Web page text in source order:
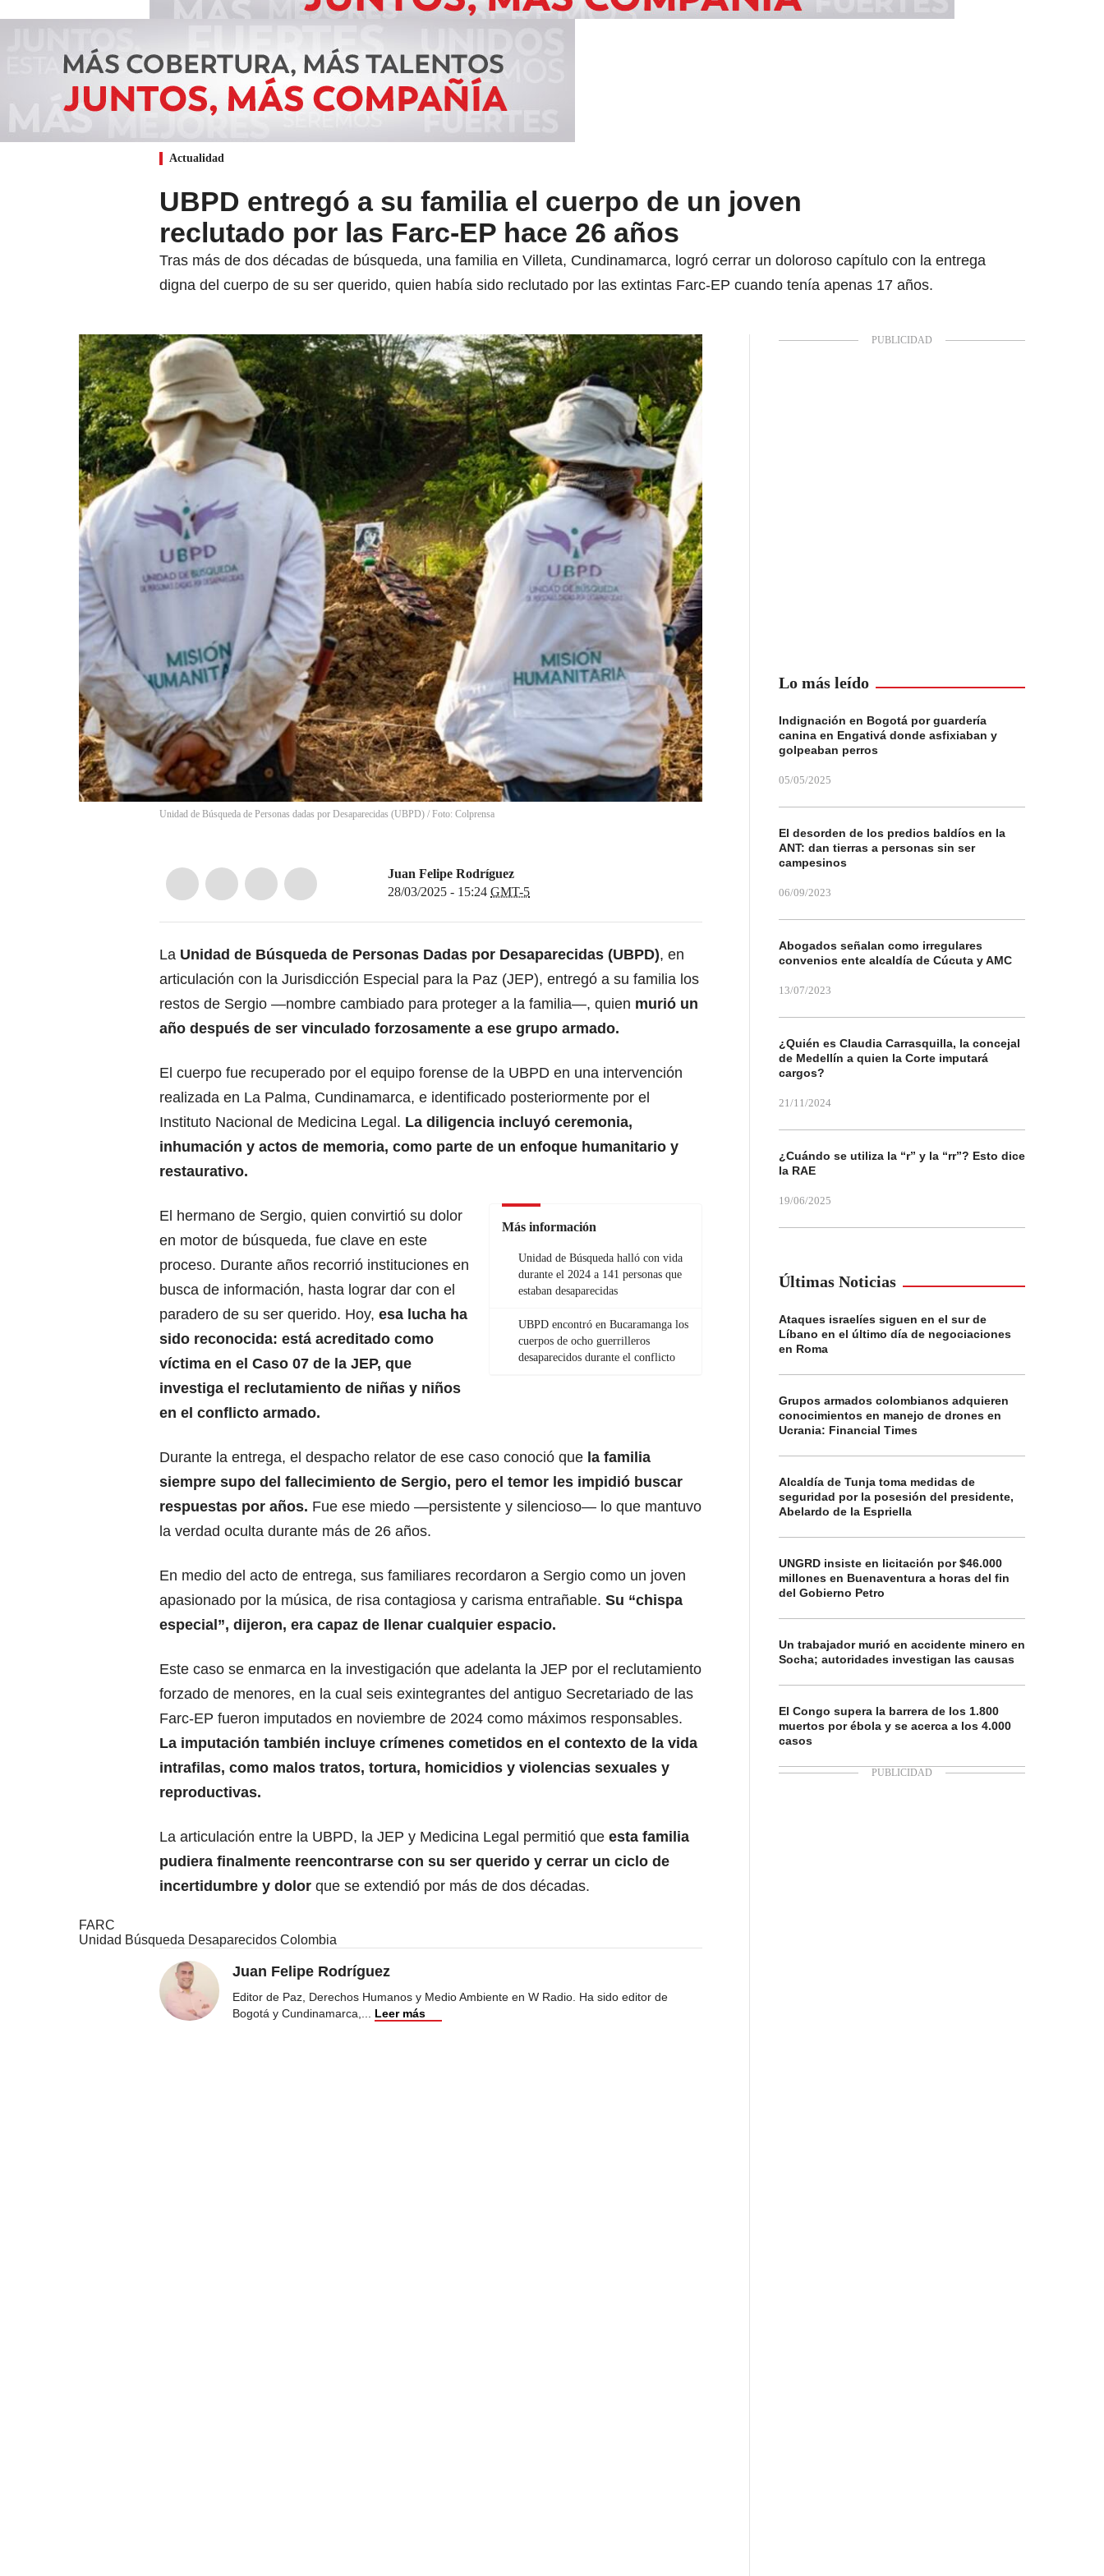
Actualidad
UBPD entregó a su familia el cuerpo de un joven
reclutado por las Farc-EP hace 26 años
Tras más de dos décadas de búsqueda, una familia en Villeta, Cundinamarca, logró cerrar un doloroso capítulo con la entrega
digna del cuerpo de su ser querido, quien había sido reclutado por las extintas Farc-EP cuando tenía apenas 17 años.
Unidad de Búsqueda de Personas dadas por Desaparecidas (UBPD) / Foto: Colprensa
Juan Felipe Rodríguez
28/03/2025 - 15:24 GMT-5
La Unidad de Búsqueda de Personas Dadas por Desaparecidas (UBPD), en
articulación con la Jurisdicción Especial para la Paz (JEP), entregó a su familia los
restos de Sergio —nombre cambiado para proteger a la familia—, quien murió un
año después de ser vinculado forzosamente a ese grupo armado.
El cuerpo fue recuperado por el equipo forense de la UBPD en una intervención
realizada en La Palma, Cundinamarca, e identificado posteriormente por el
Instituto Nacional de Medicina Legal. La diligencia incluyó ceremonia,
inhumación y actos de memoria, como parte de un enfoque humanitario y
restaurativo.
Más información
Unidad de Búsqueda halló con vida
durante el 2024 a 141 personas que
estaban desaparecidas
UBPD encontró en Bucaramanga los
cuerpos de ocho guerrilleros
desaparecidos durante el conflicto
El hermano de Sergio, quien convirtió su dolor
en motor de búsqueda, fue clave en este
proceso. Durante años recorrió instituciones en
busca de información, hasta lograr dar con el
paradero de su ser querido. Hoy, esa lucha ha
sido reconocida: está acreditado como
víctima en el Caso 07 de la JEP, que
investiga el reclutamiento de niñas y niños
en el conflicto armado.
Durante la entrega, el despacho relator de ese caso conoció que la familia
siempre supo del fallecimiento de Sergio, pero el temor les impidió buscar
respuestas por años. Fue ese miedo —persistente y silencioso— lo que mantuvo
la verdad oculta durante más de 26 años.
En medio del acto de entrega, sus familiares recordaron a Sergio como un joven
apasionado por la música, de risa contagiosa y carisma entrañable. Su “chispa
especial”, dijeron, era capaz de llenar cualquier espacio.
Este caso se enmarca en la investigación que adelanta la JEP por el reclutamiento
forzado de menores, en la cual seis exintegrantes del antiguo Secretariado de las
Farc-EP fueron imputados en noviembre de 2024 como máximos responsables.
La imputación también incluye crímenes cometidos en el contexto de la vida
intrafilas, como malos tratos, tortura, homicidios y violencias sexuales y
reproductivas.
La articulación entre la UBPD, la JEP y Medicina Legal permitió que esta familia
pudiera finalmente reencontrarse con su ser querido y cerrar un ciclo de
incertidumbre y dolor que se extendió por más de dos décadas.
FARC
Unidad Búsqueda Desaparecidos Colombia
Juan Felipe Rodríguez
Editor de Paz, Derechos Humanos y Medio Ambiente en W Radio. Ha sido editor de
Bogotá y Cundinamarca,... Leer más
Lo más leído
Indignación en Bogotá por guardería
canina en Engativá donde asfixiaban y
golpeaban perros
05/05/2025
El desorden de los predios baldíos en la
ANT: dan tierras a personas sin ser
campesinos
06/09/2023
Abogados señalan como irregulares
convenios ente alcaldía de Cúcuta y AMC
13/07/2023
¿Quién es Claudia Carrasquilla, la concejal
de Medellín a quien la Corte imputará
cargos?
21/11/2024
¿Cuándo se utiliza la “r” y la “rr”? Esto dice
la RAE
19/06/2025
Últimas Noticias
Ataques israelíes siguen en el sur de
Líbano en el último día de negociaciones
en Roma
Grupos armados colombianos adquieren
conocimientos en manejo de drones en
Ucrania: Financial Times
Alcaldía de Tunja toma medidas de
seguridad por la posesión del presidente,
Abelardo de la Espriella
UNGRD insiste en licitación por $46.000
millones en Buenaventura a horas del fin
del Gobierno Petro
Un trabajador murió en accidente minero en
Socha; autoridades investigan las causas
El Congo supera la barrera de los 1.800
muertos por ébola y se acerca a los 4.000
casos